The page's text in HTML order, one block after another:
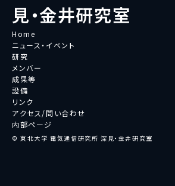
見・金井研究室
Home
ニュース・イベント
研究
メンバー
成果等
設備
リンク
アクセス/問い合わせ
内部ページ
© 東北大学 電気通信研究所 深見・金井研究室